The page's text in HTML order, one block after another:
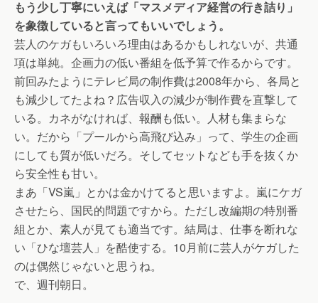
もう少し丁寧にいえば「マスメディア経営の行き詰り」
を象徴していると言ってもいいでしょう。
芸人のケガもいろいろ理由はあるかもしれないが、共通
項は単純。企画力の低い番組を低予算で作るからです。
前回みたようにテレビ局の制作費は2008年から、各局と
も減少してたよね？広告収入の減少が制作費を直撃して
いる。カネがなければ、報酬も低い。人材も集まらな
い。だから「プールから高飛び込み」って、学生の企画
にしても質が低いだろ。そしてセットなども手を抜くか
ら安全性も甘い。
まあ「VS嵐」とかは金かけてると思いますよ。嵐にケガ
させたら、国民的問題ですから。ただし改編期の特別番
組とか、素人が見ても適当です。結局は、仕事を断れな
い「ひな壇芸人」を酷使する。10月前に芸人がケガした
のは偶然じゃないと思うね。
で、週刊朝日。